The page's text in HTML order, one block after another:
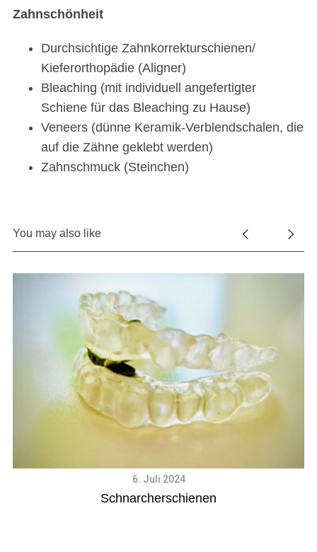
Zahnschönheit
Durchsichtige Zahnkorrekturschienen/
Kieferorthopädie (Aligner)
Bleaching (mit individuell angefertigter
Schiene für das Bleaching zu Hause)
Veneers (dünne Keramik-Verblendschalen, die
auf die Zähne geklebt werden)
Zahnschmuck (Steinchen)
You may also like
6. Juli 2024
Schnarcherschienen